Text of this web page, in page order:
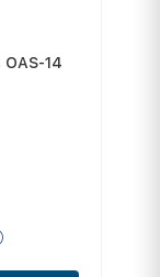
14